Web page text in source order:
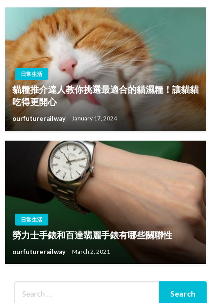
日常生活
貓糧推介達人教你挑選最適合的貓濕糧！讓貓貓
吃得更開心
ourfuturerailway January 17, 2024
日常生活
勞力士手錶和百達翡麗手錶有哪些關聯性
ourfuturerailway March 2, 2021